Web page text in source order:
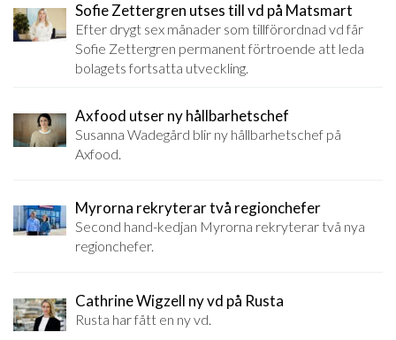
Sofie Zettergren utses till vd på Matsmart
Efter drygt sex månader som tillförordnad vd får
Sofie Zettergren permanent förtroende att leda
bolagets fortsatta utveckling.
Axfood utser ny hållbarhetschef
Susanna Wadegård blir ny hållbarhetschef på
Axfood.
Myrorna rekryterar två regionchefer
Second hand-kedjan Myrorna rekryterar två nya
regionchefer.
Cathrine Wigzell ny vd på Rusta
Rusta har fått en ny vd.